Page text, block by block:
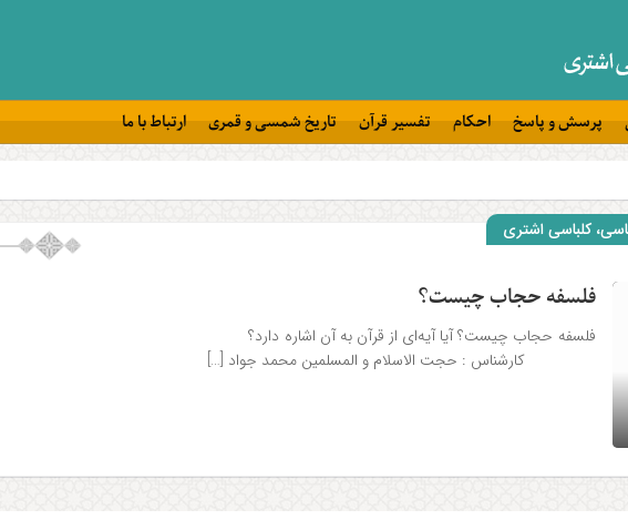
پرسش و پاسخ احکام تفسیر قرآن تاریخ شمسی و قمری ارتباط با ما
کلباسی اشتری
فلسفه حجاب چیست؟
فلسفه حجاب چیست؟ آیا آیه‌ای از قرآن به آن اشاره دارد؟
کارشناس : حجت الاسلام و المسلمین محمد جواد […]